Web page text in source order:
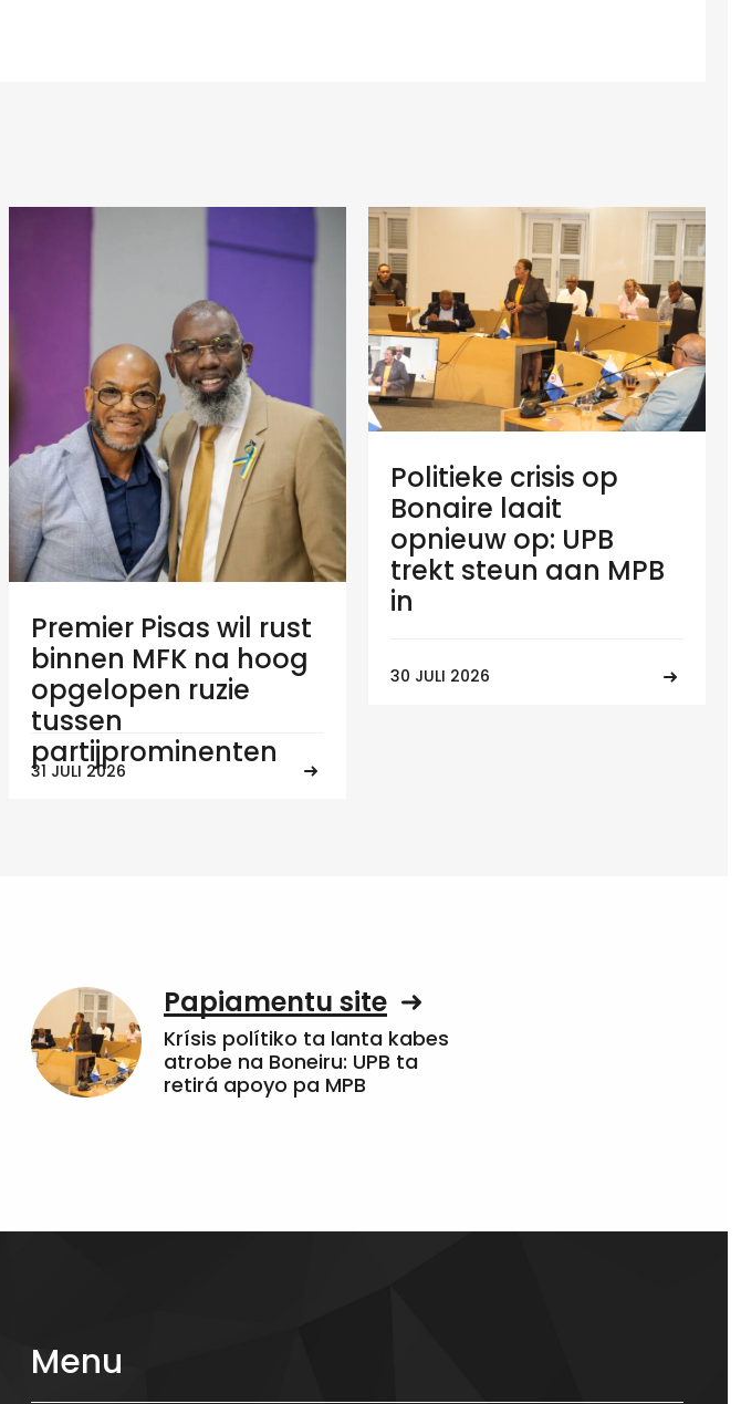
Premier Pisas wil rust
binnen MFK na hoog
opgelopen ruzie
tussen
partijprominenten
31 JULI 2026
Politieke crisis op
Bonaire laait
opnieuw op: UPB
trekt steun aan MPB
in
30 JULI 2026
Papiamentu site
Krísis polítiko ta lanta kabes
atrobe na Boneiru: UPB ta
retirá apoyo pa MPB
Menu